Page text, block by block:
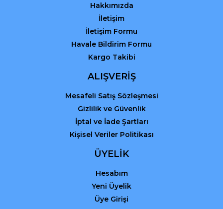
Hakkımızda
İletişim
İletişim Formu
Havale Bildirim Formu
Kargo Takibi
ALIŞVERİŞ
Mesafeli Satış Sözleşmesi
Gizlilik ve Güvenlik
İptal ve İade Şartları
Kişisel Veriler Politikası
ÜYELİK
Hesabım
Yeni Üyelik
Üye Girişi